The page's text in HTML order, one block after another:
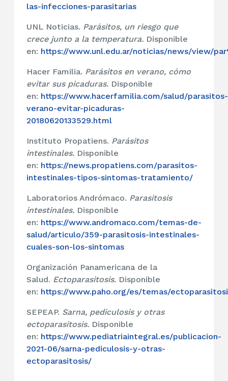
las-infecciones-parasitarias
UNL Noticias. Parásitos, un riesgo que
crece junto a la temperatura. Disponible
en: https://www.unl.edu.ar/noticias/news/view/
Hacer Familia. Parásitos en verano, cómo
evitar sus picaduras. Disponible
en: https://www.hacerfamilia.com/salud/parasitos-
verano-evitar-picaduras-
20180620133529.html
Instituto Propatiens. Parásitos
intestinales. Disponible
en: https://news.propatiens.com/parasitos-
intestinales-tipos-sintomas-tratamiento/
Laboratorios Andrómaco. Parasitosis
intestinales. Disponible
en: https://www.andromaco.com/temas-de-
salud/articulo/359-parasitosis-intestinales-
cuales-son-los-sintomas
Organización Panamericana de la
Salud. Ectoparasitosis. Disponible
en: https://www.paho.org/es/temas/
SEPEAP. Sarna, pediculosis y otras
ectoparasitosis. Disponible
en: https://www.pediatriaintegral.es/publicacion-
2021-06/sarna-pediculosis-y-otras-
ectoparasitosis/